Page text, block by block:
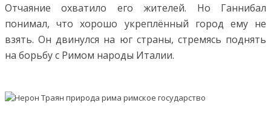
Отчаяние охватило его жителей. Но Ганнибал
понимал, что хорошо укреплённый город ему не
взять. Он двинулся на юг страны, стремясь поднять
на борьбу с Римом народы Италии.